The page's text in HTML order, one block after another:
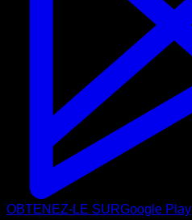
OBTENEZ-LE SURGoogle Play